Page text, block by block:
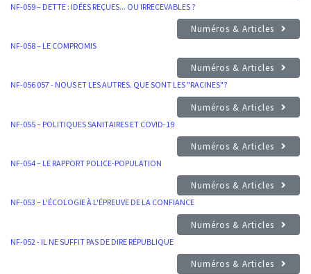
NF-059 – DETTE : IDÉES REÇUES... OU IRRECEVABLES ?
Numéros & Articles
NF-058 – LE COMPROMIS
Numéros & Articles
NF-056 057 - NOUS ET LES AUTRES. QUE SONT LES "RACINES"?
Numéros & Articles
NF-055 – POLITIQUES SANITAIRES ET COVID-19
Numéros & Articles
NF-054 – LE RAPPORT POLICE-POPULATION
Numéros & Articles
NF-053 – L'ÉCOLOGIE À L'ÉPREUVE DE LA CONFIANCE
Numéros & Articles
NF-052 - IL NE SUFFIT PAS DE DIRE RÉPUBLIQUE
Numéros & Articles